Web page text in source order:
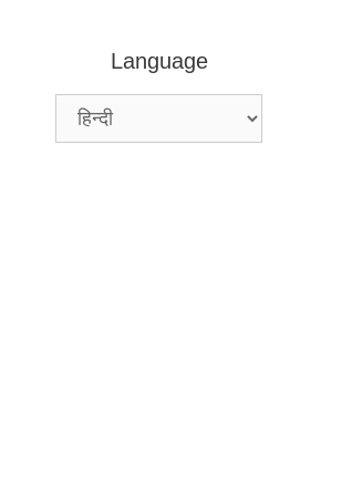
Language